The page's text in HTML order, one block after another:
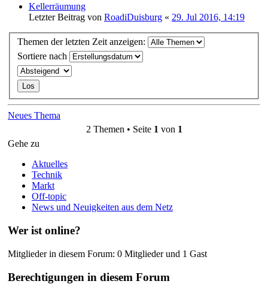
Kellerräumung
Letzter Beitrag von RoadiDuisburg « 29. Jul 2016, 14:19
Themen der letzten Zeit anzeigen:
Sortiere nach
Neues Thema
2 Themen • Seite 1von 1
Gehe zu
Aktuelles
Technik
Markt
Off-topic
News und Neuigkeiten aus dem Netz
Wer ist online?
Mitglieder in diesem Forum: 0 Mitglieder und 1 Gast
Berechtigungen in diesem Forum